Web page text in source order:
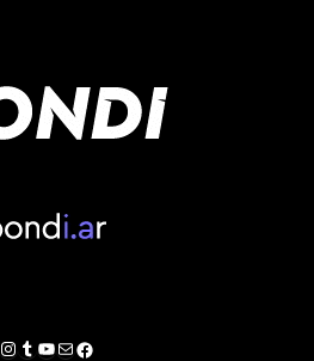
Instagram
Tumblr
YouTube
Correo electrónico
Facebook